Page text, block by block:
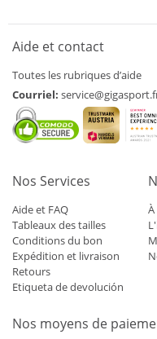
Aide et contact
Toutes les rubriques d’aide
Courriel:
Nos Services
Aide et FAQ
Tableaux des tailles
Conditions du bon
Expédition et livraison
Retours
Etiqueta de devolución
Nos moyens de